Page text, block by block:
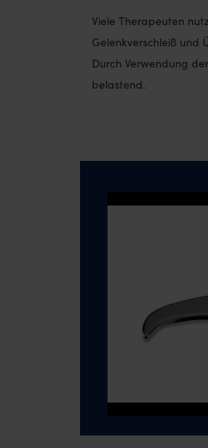
Viele Therapeuten
Gelenkverschleiß und
Durch Verwendung
belastend.